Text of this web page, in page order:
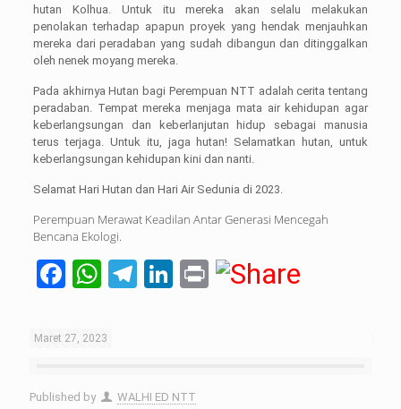
hutan Kolhua. Untuk itu mereka akan selalu melakukan
penolakan terhadap apapun proyek yang hendak menjauhkan
mereka dari peradaban yang sudah dibangun dan ditinggalkan
oleh nenek moyang mereka.
Pada akhirnya Hutan bagi Perempuan NTT adalah cerita tentang
peradaban. Tempat mereka menjaga mata air kehidupan agar
keberlangsungan dan keberlanjutan hidup sebagai manusia
terus terjaga. Untuk itu, jaga hutan! Selamatkan hutan, untuk
keberlangsungan kehidupan kini dan nanti.
Selamat Hari Hutan dan Hari Air Sedunia di 2023.
Perempuan Merawat Keadilan Antar Generasi Mencegah
Bencana Ekologi.
Facebook
WhatsApp
Telegram
LinkedIn
Print
Maret 27, 2023
Published by WALHI ED NTT